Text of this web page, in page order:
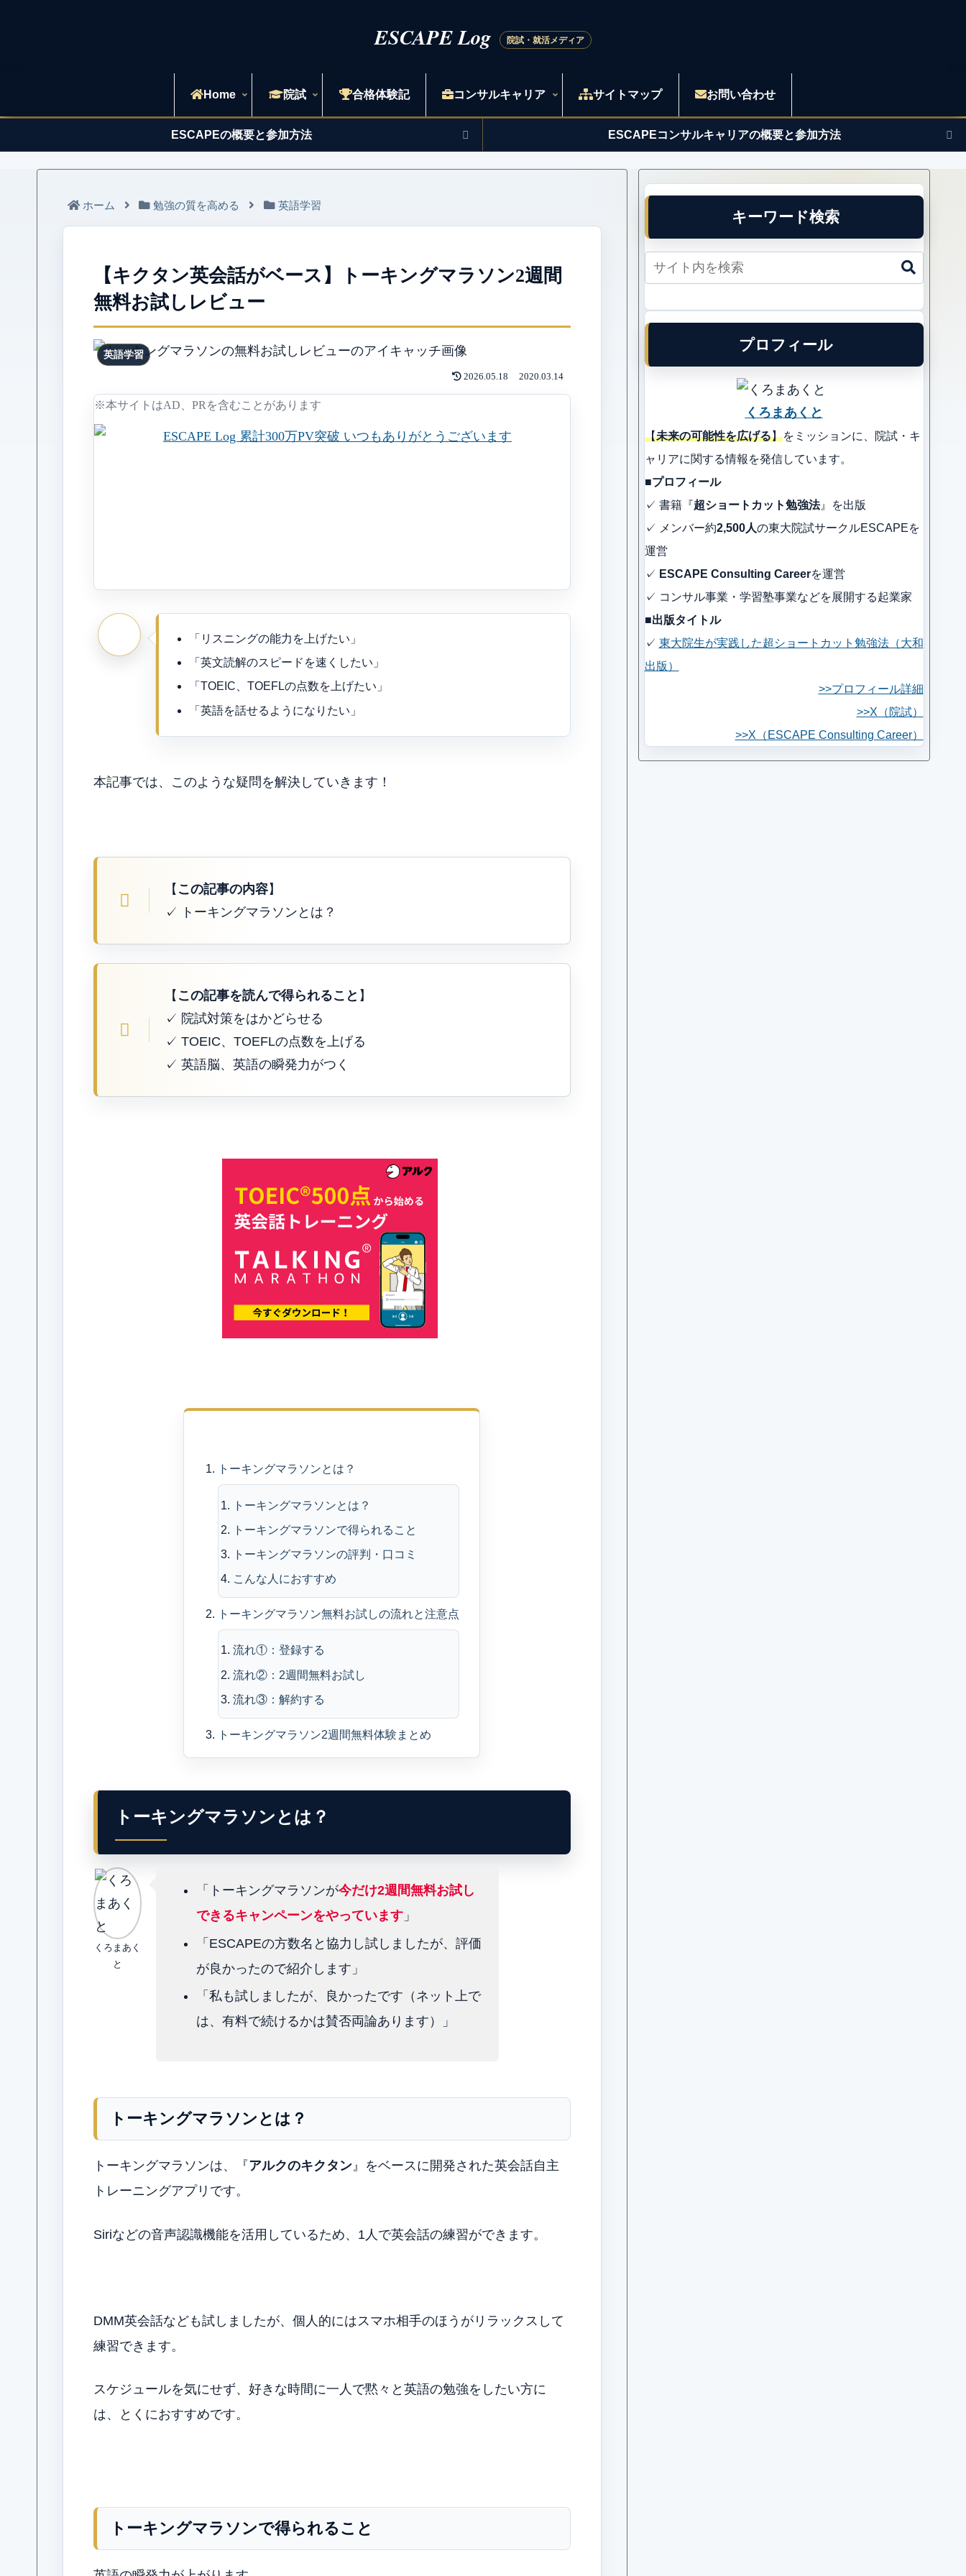
Home 院試 合格体験記 コンサルキャリア サイトマップ お問い合わせ
ESCAPEの概要と参加方法 ESCAPEコンサルキャリアの概要と参加方法
ホーム 勉強の質を高める 英語学習
【キクタン英会話がベース】トーキングマラソン2週間
無料お試しレビュー
英語学習
2026.05.18 2020.03.14
※本サイトはAD、PRを含むことがあります
「リスニングの能力を上げたい」
「英文読解のスピードを速くしたい」
「TOEIC、TOEFLの点数を上げたい」
「英語を話せるようになりたい」
本記事では、このような疑問を解決していきます！
【 この記事の内容】
✓ トーキングマラソンとは？
【 この記事を読んで得られること 】
✓ 院試対策をはかどらせる
✓ TOEIC、TOEFLの点数を上げる
✓ 英語脳、英語の瞬発力がつく
トーキングマラソンとは？
トーキングマラソンとは？
トーキングマラソンで得られること
トーキングマラソンの評判・口コミ
こんな人におすすめ
トーキングマラソン無料お試しの流れと注意点
流れ①：登録する
流れ②：2週間無料お試し
流れ③：解約する
トーキングマラソン2週間無料体験まとめ
トーキングマラソンとは？
くろまあく
と
「トーキングマラソンが今だけ2週間無料お試し
できるキャンペーンをやっています」
「ESCAPEの方数名と協力し試しましたが、評価
が良かったので紹介します」
「私も試しましたが、良かったです（ネット上で
は、有料で続けるかは賛否両論あります）」
トーキングマラソンとは？
トーキングマラソンは、『アルクのキクタン』をベースに開発された英会話自主
トレーニングアプリです。
Siriなどの音声認識機能を活用しているため、1人で英会話の練習ができます。
DMM英会話なども試しましたが、個人的にはスマホ相手のほうがリラックスして
練習できます。
スケジュールを気にせず、好きな時間に一人で黙々と英語の勉強をしたい方に
は、とくにおすすめです。
トーキングマラソンで得られること
キーワード検索
プロフィール
くろまあくと
【未来の可能性を広げる】をミッションに、院試・キ
ャリアに関する情報を発信しています。
■プロフィール
✓ 書籍『超ショートカット勉強法』を出版
✓ メンバー約2,500人の東大院試サークルESCAPEを
運営
✓ ESCAPE Consulting Careerを運営
✓ コンサル事業・学習塾事業などを展開する起業家
■出版タイトル
✓ 東大院生が実践した超ショートカット勉強法（大和
出版）
>>プロフィール詳細
>>X（院試）
>>X（ESCAPE Consulting Career）